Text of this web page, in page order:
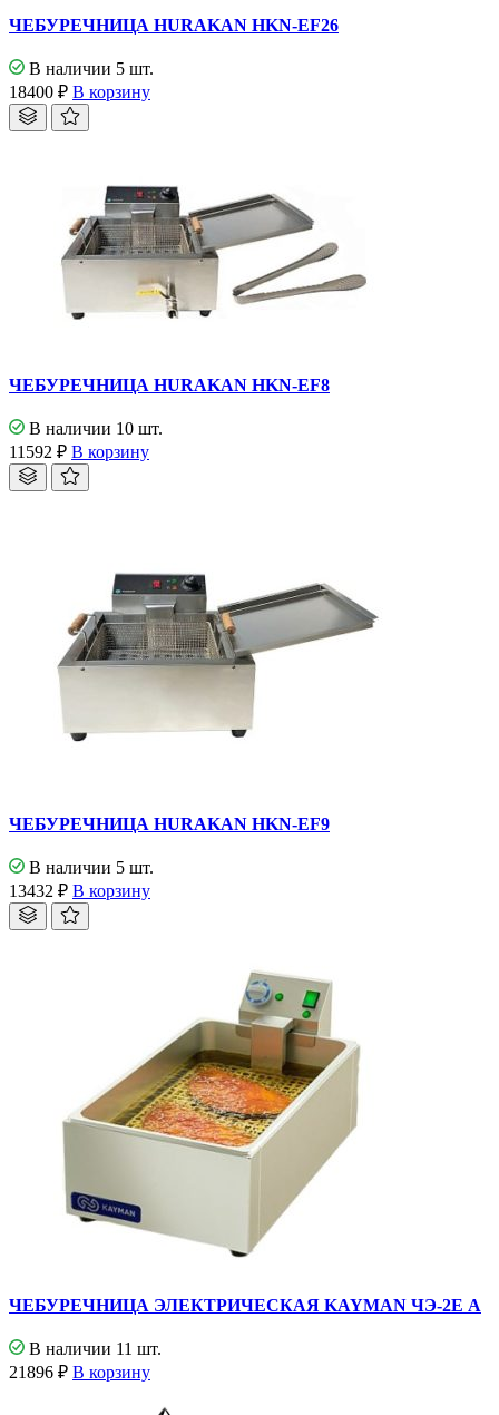
ЧЕБУРЕЧНИЦА HURAKAN HKN-EF26
В наличии 5 шт.
18400 ₽ В корзину
ЧЕБУРЕЧНИЦА HURAKAN HKN-EF8
В наличии 10 шт.
11592 ₽ В корзину
ЧЕБУРЕЧНИЦА HURAKAN HKN-EF9
В наличии 5 шт.
13432 ₽ В корзину
ЧЕБУРЕЧНИЦА ЭЛЕКТРИЧЕСКАЯ KAYMAN ЧЭ-2Е А
В наличии 11 шт.
21896 ₽ В корзину